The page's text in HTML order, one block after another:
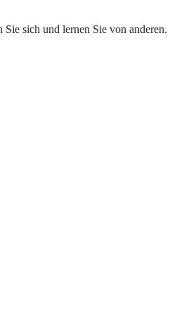
sich und lernen Sie von anderen.